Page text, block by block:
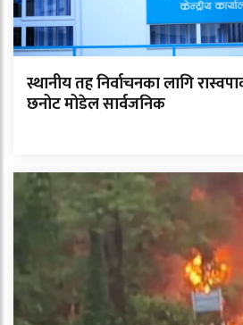
स्थानीय तह निर्वाचनका लागि
छनोट मोडेल सार्वजनिक